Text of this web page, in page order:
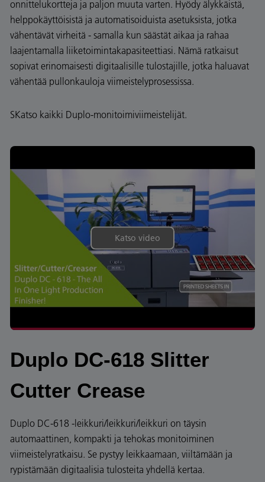
onnittelukortteja ja paljon muuta varten. Hyödy älykkäistä,
helppokäyttöisistä ja automatisoiduista asetuksista, jotka
vähentävät virheitä - samalla kun säästät aikaa ja rahaa
laajentamalla liiketoimintakapasiteettiasi. Nämä ratkaisut
sopivat erinomaisesti digitaalisille tulostajille, jotka haluavat
vähentää pullonkauloja viimeistelyprosessissa.
SKatso kaikki Duplo-monitoimiviimeistelijät.
Duplo DC-618 Slitter
Cutter Crease
Duplo DC-618 -leikkuri/leikkuri/leikkuri on täysin
automaattinen, kompakti ja tehokas monitoiminen
viimeistelyratkaisu. Se pystyy leikkaamaan, viiltämään ja
rypistämään digitaalisia tulosteita yhdellä kertaa.
Katso video